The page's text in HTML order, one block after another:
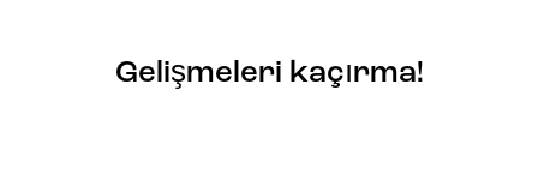
Gelişmeleri kaçırma!